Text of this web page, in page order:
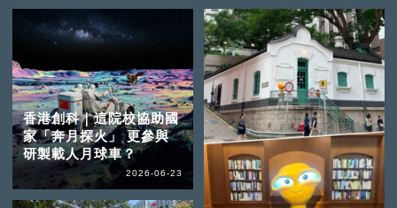
香港創科｜這院校協助國
家「奔月探火」 更參與
研製載人月球車？
2026-06-23